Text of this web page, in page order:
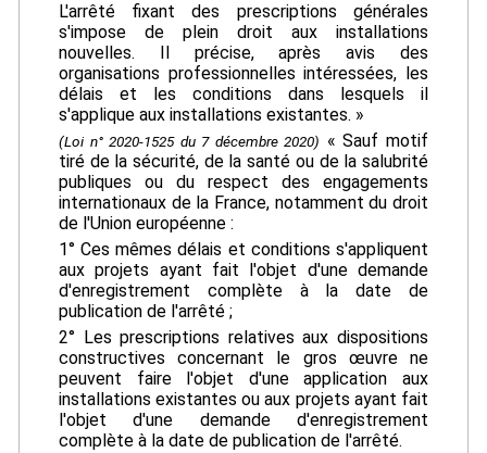
L'arrêté fixant des prescriptions générales
s'impose de plein droit aux installations
nouvelles. Il précise, après avis des
organisations professionnelles intéressées, les
délais et les conditions dans lesquels il
s'applique aux installations existantes. »
(Loi n° 2020-1525 du 7 décembre 2020) « Sauf motif
tiré de la sécurité, de la santé ou de la salubrité
publiques ou du respect des engagements
internationaux de la France, notamment du droit
de l'Union européenne :
1° Ces mêmes délais et conditions s'appliquent
aux projets ayant fait l'objet d'une demande
d'enregistrement complète à la date de
publication de l'arrêté ;
2° Les prescriptions relatives aux dispositions
constructives concernant le gros œuvre ne
peuvent faire l'objet d'une application aux
installations existantes ou aux projets ayant fait
l'objet d'une demande d'enregistrement
complète à la date de publication de l'arrêté.